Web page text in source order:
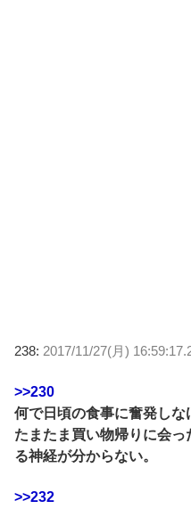
238: 2017/11/27(月)
>>230
何で日頃の食事に奮発しな
たまたま買い物帰りに会
る神経が分からない。
>>232